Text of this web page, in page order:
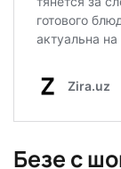
Безе с